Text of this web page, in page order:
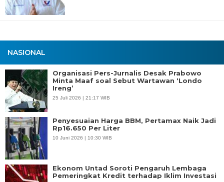
NASIONAL
Organisasi Pers-Jurnalis Desak Prabowo
Minta Maaf soal Sebut Wartawan ‘Londo
Ireng’
25 Juli 2026 | 21:17 WIB
Penyesuaian Harga BBM, Pertamax Naik Jadi
Rp16.650 Per Liter
10 Juni 2026 | 10:30 WIB
Ekonom Untad Soroti Pengaruh Lembaga
Pemeringkat Kredit terhadap Iklim Investasi